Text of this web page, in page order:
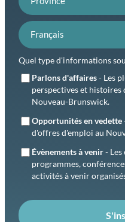
Préférence de langue
Quel type d'informations
Parlons d'affaires- Les
perspectives et
Nouveau-Brunswick.
Opportunités en vedette
d'offres d'emploi au
Évènements à venir- Les
programmes,
activités à venir